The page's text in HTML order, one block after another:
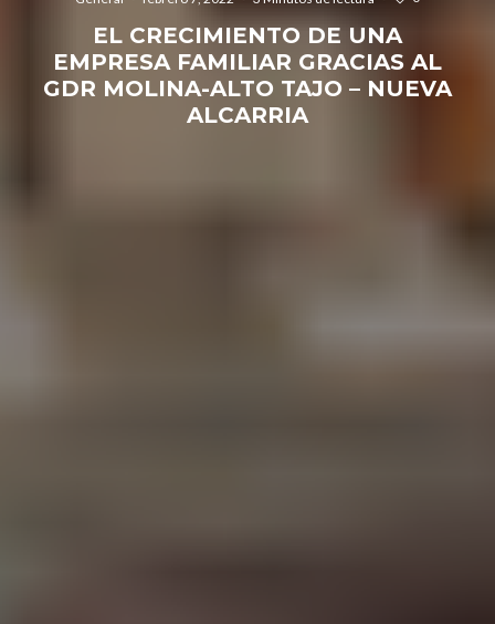
EL CRECIMIENTO DE UNA
EMPRESA FAMILIAR GRACIAS AL
GDR MOLINA-ALTO TAJO – NUEVA
ALCARRIA